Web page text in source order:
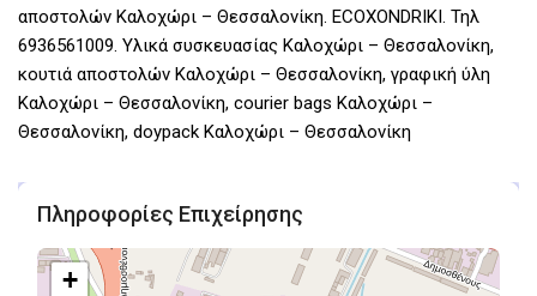
αποστολών Καλοχώρι – Θεσσαλονίκη. ECOXONDRIKI. Τηλ
6936561009. Υλικά συσκευασίας Καλοχώρι – Θεσσαλονίκη,
κουτιά αποστολών Καλοχώρι – Θεσσαλονίκη, γραφική ύλη
Καλοχώρι – Θεσσαλονίκη, courier bags Καλοχώρι –
Θεσσαλονίκη, doypack Καλοχώρι – Θεσσαλονίκη
Πληροφορίες Επιχείρησης
+